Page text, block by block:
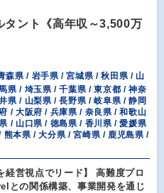
タント《高年収～3,500万
森県 / 岩手県 / 宮城県 / 秋田県 / 山
県 / 埼玉県 / 千葉県 / 東京都 / 神奈
県 / 山梨県 / 長野県 / 岐阜県 / 静岡
/ 大阪府 / 兵庫県 / 奈良県 / 和歌山
/ 山口県 / 徳島県 / 香川県 / 愛媛県
本県 / 大分県 / 宮崎県 / 鹿児島県 /
経営視点でリード】 高難度プロ
との関係構築、事業開発を通じ